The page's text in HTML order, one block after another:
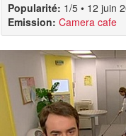
Popularité: 1/5 • 12 juin
Emission: Camera cafe